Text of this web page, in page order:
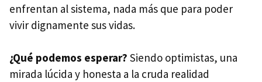
enfrentan al sistema, nada más que para poder
vivir dignamente sus vidas.
¿Qué podemos esperar? Siendo optimistas, una
mirada lúcida y honesta a la cruda realidad